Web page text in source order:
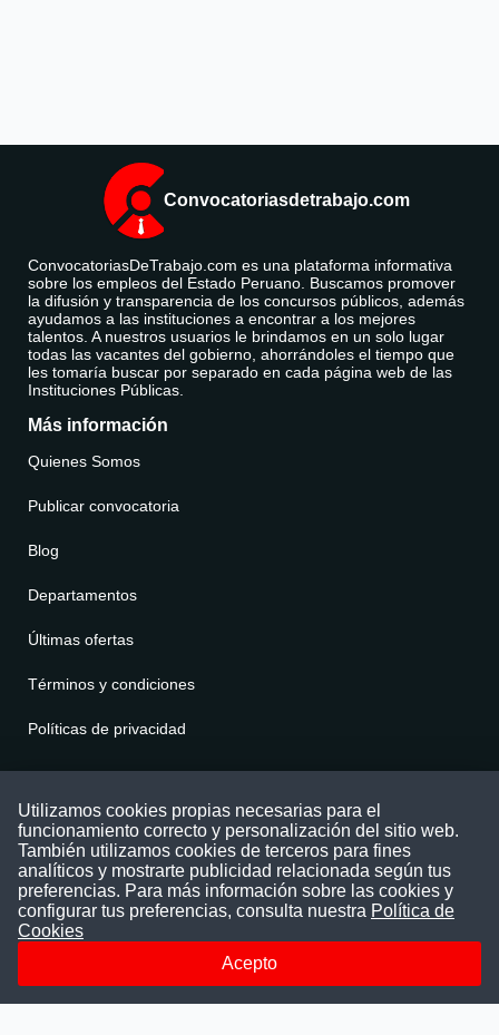
Convocatoriasdetrabajo.com
ConvocatoriasDeTrabajo.com es una plataforma informativa
sobre los empleos del Estado Peruano. Buscamos promover
la difusión y transparencia de los concursos públicos, además
ayudamos a las instituciones a encontrar a los mejores
talentos. A nuestros usuarios le brindamos en un solo lugar
todas las vacantes del gobierno, ahorrándoles el tiempo que
les tomaría buscar por separado en cada página web de las
Instituciones Públicas.
Más información
Quienes Somos
Publicar convocatoria
Blog
Departamentos
Últimas ofertas
Términos y condiciones
Políticas de privacidad
Puede comunicarse con nosotros a través
nuestras redes sociales o del correo:
contacto@convocatoriasdetrabajo.com
Siguenos en:
Utilizamos cookies propias necesarias para el
funcionamiento correcto y personalización del sitio web.
También utilizamos cookies de terceros para fines
analíticos y mostrarte publicidad relacionada según tus
preferencias. Para más información sobre las cookies y
configurar tus preferencias, consulta nuestra Política de
Cookies
Acepto